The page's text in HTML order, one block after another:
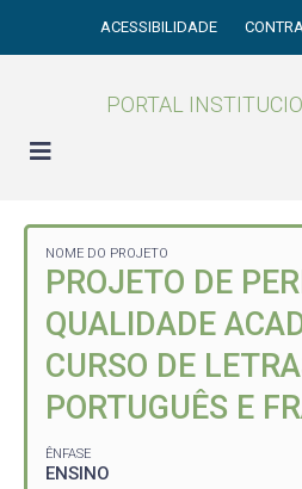
ACESSIBILIDADE
PORTAL
NOME DO PROJETO
PROJETO DE
QUALIDADE
CURSO DE
PORTUGUÊS E
ÊNFASE
ENSINO